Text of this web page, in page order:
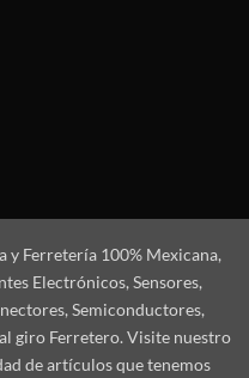
y Ferretería 100% Mexicana,
Electrónicos, Sensores,
Semiconductores,
giro Ferretero. Visite nuestro
de artículos que tenemos